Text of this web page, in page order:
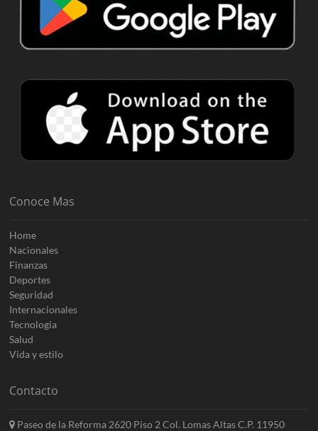
Conoce Mas
Home
Nacionales
Finanzas
Deportes
Seguridad
Internacionales
Tecnologia
Salud
Vida y estilo
Contacto
Paseo de la Reforma 2620 Piso 2 Col. Lomas Altas C.P. 11950